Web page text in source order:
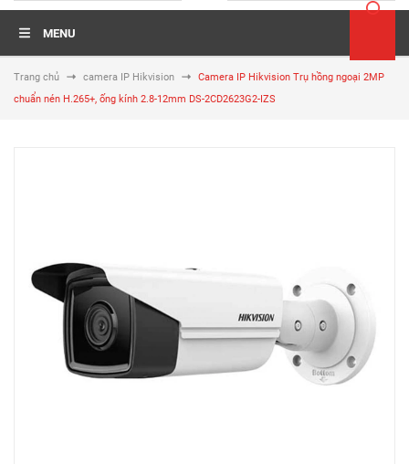
MENU
Trang chủ camera IP Hikvision
Camera IP Hikvision Trụ hồng ngoại 2MP
chuẩn nén H.265+, ống kính 2.8-12mm DS-2CD2623G2-IZS